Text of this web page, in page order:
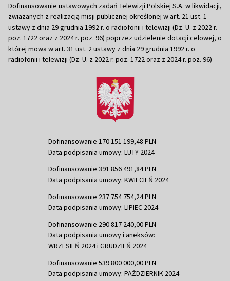
Dofinansowanie ustawowych zadań Telewizji Polskiej S.A. w likwidacji,
związanych z realizacją misji publicznej określonej w art. 21 ust. 1
ustawy z dnia 29 grudnia 1992 r. o radiofonii i telewizji (Dz. U. z 2022 r.
poz. 1722 oraz z 2024 r. poz. 96) poprzez udzielenie dotacji celowej, o
której mowa w art. 31 ust. 2 ustawy z dnia 29 grudnia 1992 r. o
radiofonii i telewizji (Dz. U. z 2022 r. poz. 1722 oraz z 2024 r. poz. 96)
Dofinansowanie 170 151 199,48 PLN
Data podpisania umowy: LUTY 2024
Dofinansowanie 391 856 491,84 PLN
Data podpisania umowy: KWIECIEŃ 2024
Dofinansowanie 237 754 754,24 PLN
Data podpisania umowy: LIPIEC 2024
Dofinansowanie 290 817 240,00 PLN
Data podpisania umowy i aneksów:
WRZESIEŃ 2024 i GRUDZIEŃ 2024
Dofinansowanie 539 800 000,00 PLN
Data podpisania umowy: PAŹDZIERNIK 2024